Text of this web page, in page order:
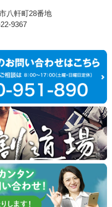
八軒町28番地
9367